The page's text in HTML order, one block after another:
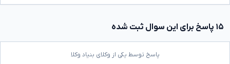
۱۵ پاسخ برای این سوال ثبت شده
پاسخ توسط یکی از وکلای بنیاد وکلا